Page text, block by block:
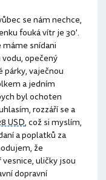
se nám nechce,
fouká vítr je 30'.
máme snídani
opečený
párky, vaječnou
a jedním
byl ochoten
rozzáří se a
USD, což si myslím,
a poplatků za
že
uličky jsou
dopravní